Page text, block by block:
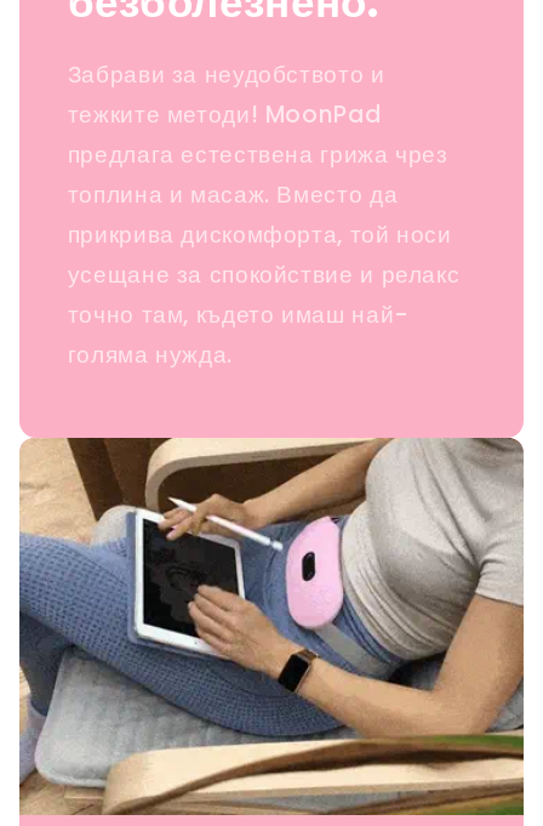
Забрави за неудобството и
тежките методи! MoonPad
предлага естествена грижа чрез
топлина и масаж. Вместо да
прикрива дискомфорта, той носи
усещане за спокойствие и релакс
точно там, където имаш най-
голяма нужда.